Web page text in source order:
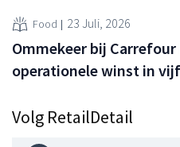
Food 23 Juli, 2026
Ommekeer bij
operationele winst in
Volg RetailDetail